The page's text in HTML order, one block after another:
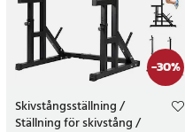
-30%
Skivstångsställning /
Ställning för skivstång /